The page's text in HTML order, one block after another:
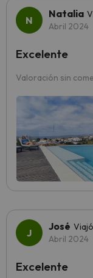
Natalia
Abril 2024
Valoración sin
Excelente
José
Abril 2024
Excelente